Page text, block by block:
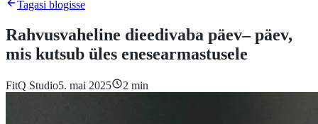
Tagasi blogisse
Rahvusvaheline dieedivaba päev– päev,
mis kutsub üles enesearmastusele
FitQ Studio5. mai 2025 2 min